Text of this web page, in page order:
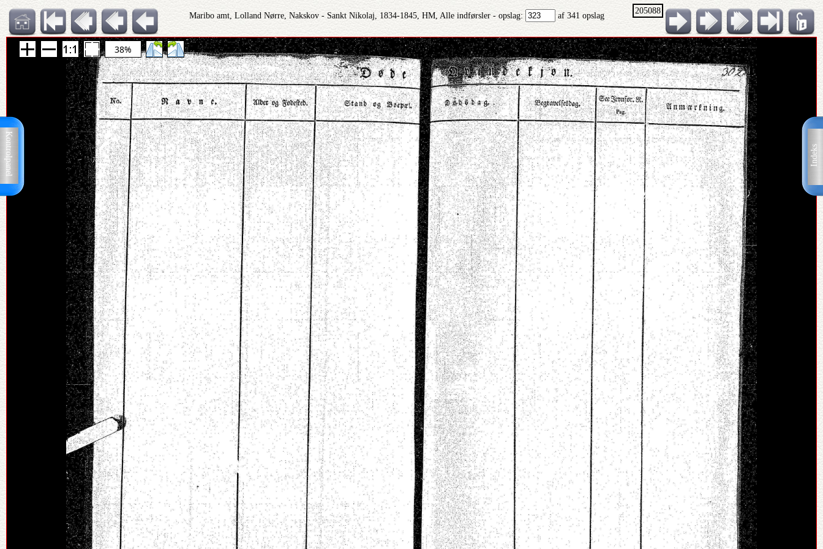
Indeks
Kontrolpanel
205088
Maribo amt, Lolland Nørre, Nakskov - Sankt Nikolaj, 1834-1845, HM, Alle indførsler - opslag: af 341 opslag
38%